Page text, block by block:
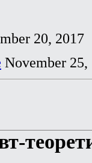
20, 2017
November 25,